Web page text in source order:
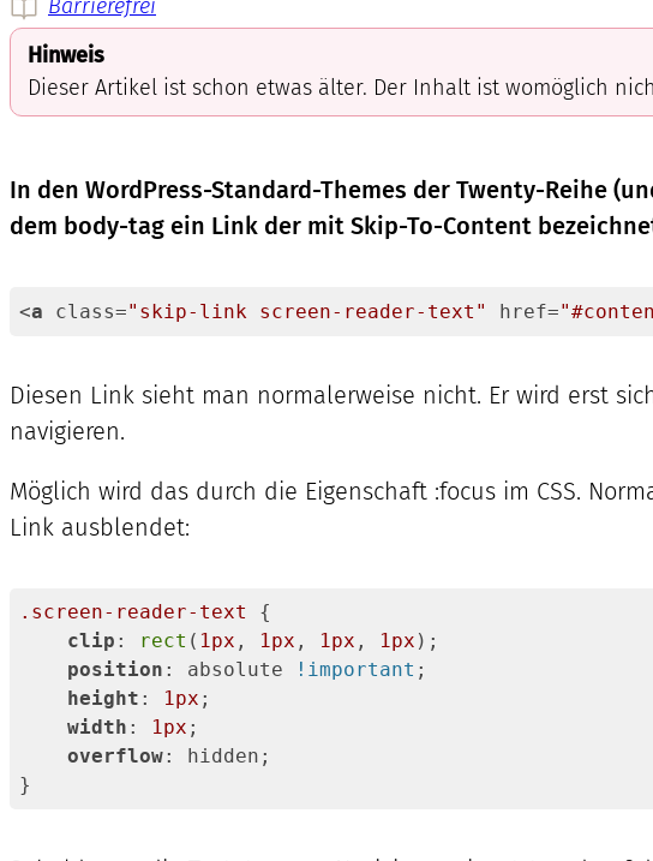
Barrierefrei
Hinweis
Dieser Artikel ist schon etwas älter. Der Inhalt ist womöglich
In den WordPress-Standard-Themes der Twenty-Reihe
dem body-tag ein Link der mit Skip-To-Content
<a class="skip-link screen-reader-text" href=
HTML,
( xml )
Diesen Link sieht man normalerweise nicht. Er wird erst
navigieren.
Möglich wird das durch die Eigenschaft :focus im CSS.
Link ausblendet:
.screen-reader-text
{
clip : rect ( 1px , 1px , 1px , 1px );
position : absolute !important ;
height : 1px ;
width : 1px ;
overflow: hidden;
}